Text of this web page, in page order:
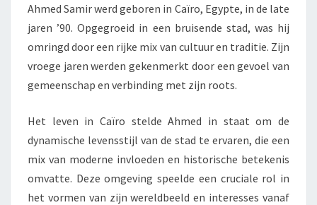
Ahmed Samir werd geboren in Caïro, Egypte, in de late
jaren ’90. Opgegroeid in een bruisende stad, was hij
omringd door een rijke mix van cultuur en traditie. Zijn
vroege jaren werden gekenmerkt door een gevoel van
gemeenschap en verbinding met zijn roots.
Het leven in Caïro stelde Ahmed in staat om de
dynamische levensstijl van de stad te ervaren, die een
mix van moderne invloeden en historische betekenis
omvatte. Deze omgeving speelde een cruciale rol in
het vormen van zijn wereldbeeld en interesses vanaf